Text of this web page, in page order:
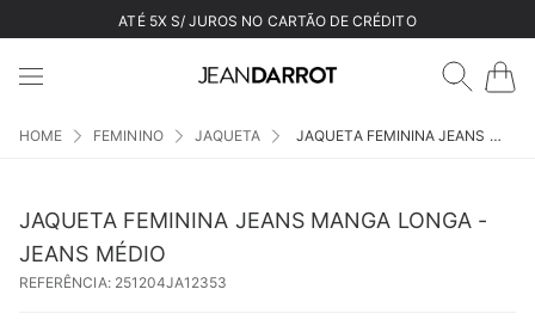
ATÉ 5X S/ JUROS NO CARTÃO DE CRÉDITO
FEMININO JAQUETA JAQUETA FEMININA JEANS MANGA LONGA - JEANS MÉDIO
JAQUETA FEMININA JEANS MANGA LONGA -
JEANS MÉDIO
REFERÊNCIA: 251204JA12353